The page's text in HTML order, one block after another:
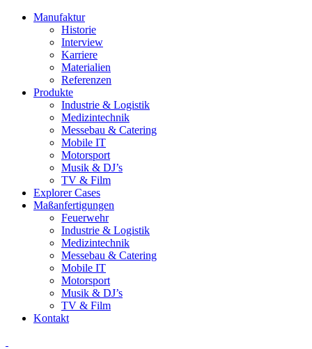
Manufaktur
Historie
Interview
Karriere
Materialien
Referenzen
Produkte
Industrie & Logistik
Medizintechnik
Messebau & Catering
Mobile IT
Motorsport
Musik & DJ’s
TV & Film
Explorer Cases
Maßanfertigungen
Feuerwehr
Industrie & Logistik
Medizintechnik
Messebau & Catering
Mobile IT
Motorsport
Musik & DJ’s
TV & Film
Kontakt